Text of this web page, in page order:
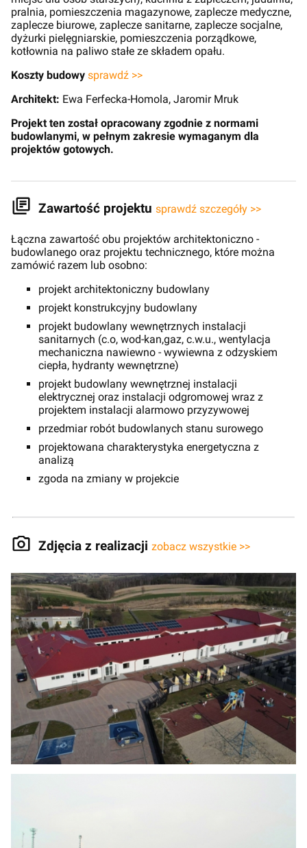
pralnia, pomieszczenia magazynowe, zaplecze medyczne,
zaplecze biurowe, zaplecze sanitarne, zaplecze socjalne,
dyżurki pielęgniarskie, pomieszczenia porządkowe,
kotłownia na paliwo stałe ze składem opału.
Koszty budowy sprawdź >>
Architekt: Ewa Ferfecka-Homola, Jaromir Mruk
Projekt ten został opracowany zgodnie z normami
budowlanymi, w pełnym zakresie wymaganym dla
projektów gotowych.
Zawartość projektu sprawdź szczegóły >>
Łączna zawartość obu projektów architektoniczno -
budowlanego oraz projektu technicznego, które można
zamówić razem lub osobno:
projekt architektoniczny budowlany
projekt konstrukcyjny budowlany
projekt budowlany wewnętrznych instalacji
sanitarnych (c.o, wod-kan,gaz, c.w.u., wentylacja
mechaniczna nawiewno - wywiewna z odzyskiem
ciepła, hydranty wewnętrzne)
projekt budowlany wewnętrznej instalacji
elektrycznej oraz instalacji odgromowej wraz z
projektem instalacji alarmowo przyzywowej
przedmiar robót budowlanych stanu surowego
projektowana charakterystyka energetyczna z
analizą
zgoda na zmiany w projekcie
Zdjęcia z realizacji zobacz wszystkie >>